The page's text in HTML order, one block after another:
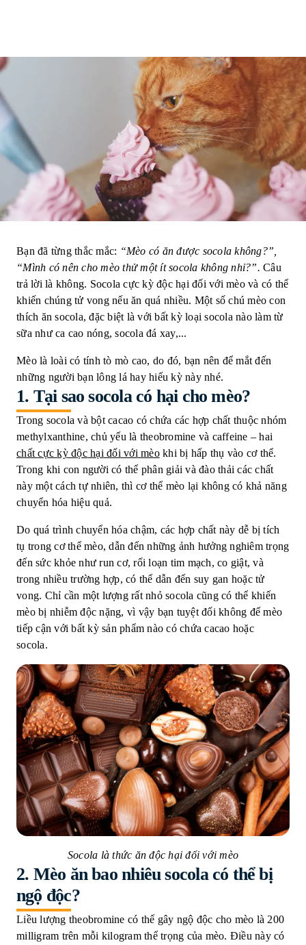
Bạn đã từng thắc mắc: “Mèo có ăn được socola không?”,
“Mình có nên cho mèo thử một ít socola không nhỉ?”. Câu
trả lời là không. Socola cực kỳ độc hại đối với mèo và có thể
khiến chúng tử vong nếu ăn quá nhiều. Một số chú mèo con
thích ăn socola, đặc biệt là với bất kỳ loại socola nào làm từ
sữa như ca cao nóng, socola đá xay,...
Mèo là loài có tính tò mò cao, do đó, bạn nên để mắt đến
những người bạn lông lá hay hiếu kỳ này nhé.
1. Tại sao socola có hại cho mèo?
Trong socola và bột cacao có chứa các hợp chất thuộc nhóm
methylxanthine, chủ yếu là theobromine và caffeine – hai
chất cực kỳ độc hại đối với mèokhi bị hấp thụ vào cơ thể.
Trong khi con người có thể phân giải và đào thải các chất
này một cách tự nhiên, thì cơ thể mèo lại không có khả năng
chuyển hóa hiệu quả.
Do quá trình chuyển hóa chậm, các hợp chất này dễ bị tích
tụ trong cơ thể mèo, dẫn đến những ảnh hưởng nghiêm trọng
đến sức khỏe như run cơ, rối loạn tim mạch, co giật, và
trong nhiều trường hợp, có thể dẫn đến suy gan hoặc tử
vong. Chỉ cần một lượng rất nhỏ socola cũng có thể khiến
mèo bị nhiễm độc nặng, vì vậy bạn tuyệt đối không để mèo
tiếp cận với bất kỳ sản phẩm nào có chứa cacao hoặc
socola.
Socola là thức ăn độc hại đối với mèo
2. Mèo ăn bao nhiêu socola có thể bị
ngộ độc?
Liều lượng theobromine có thể gây ngộ độc cho mèo là 200
milligram trên mỗi kilogram thể trọng của mèo. Điều này có